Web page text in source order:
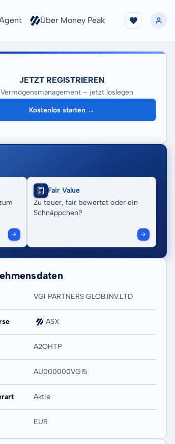
Über Money Peak
JETZT REGISTRIEREN
– jetzt loslegen
Kostenlos starten →
Fair Value
Zu teuer, fair bewertet oder ein
Schnäppchen?
VGI PARTNERS GLOB.INV.LTD
ASX
A2QHTP
AU000000VG15
Aktie
EUR